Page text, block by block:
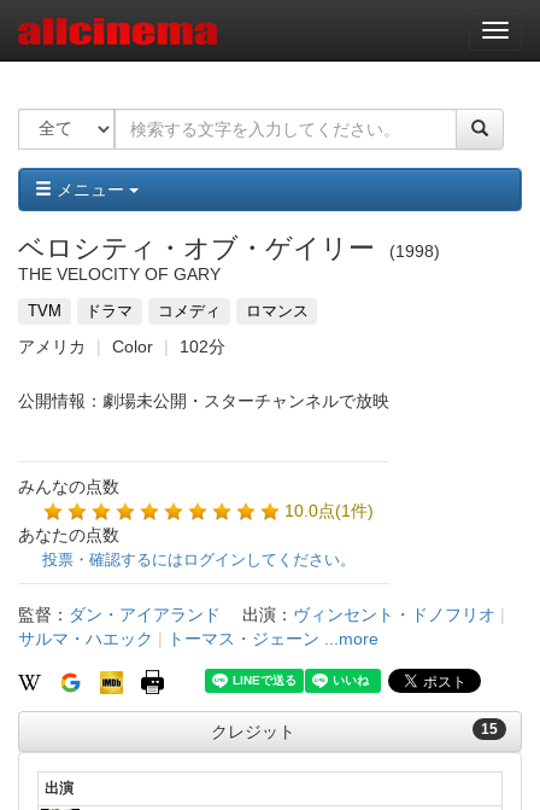
ナ
ビ
ー
ョ
ン
メニュー
ベロシティ・オブ・ゲイリー
1998
THE VELOCITY OF GARY
TVM ドラマ コメディ ロマンス
アメリカ Color 102分
公開情報：劇場未公開・スターチャンネルで放映
みんなの点数
10.0点(1件)
あなたの点数
投票・確認するにはログインしてください。
監督： ダン・アイアランド 出演： ヴィンセント・ドノフリオ |
サルマ・ハエック | トーマス・ジェーン ...more
15
クレジット
出演